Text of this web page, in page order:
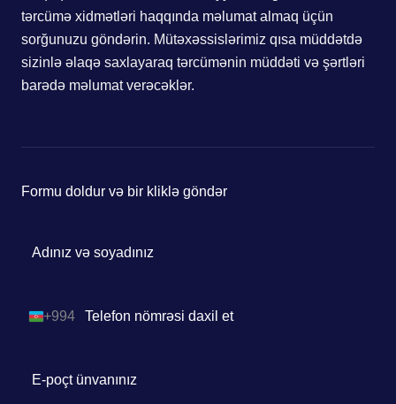
tərcümə xidmətləri haqqında məlumat almaq üçün
sorğunuzu göndərin. Mütəxəssislərimiz qısa müddətdə
sizinlə əlaqə saxlayaraq tərcümənin müddəti və şərtləri
barədə məlumat verəcəklər.
Formu doldur və bir kliklə göndər
Azerbaijan
+994